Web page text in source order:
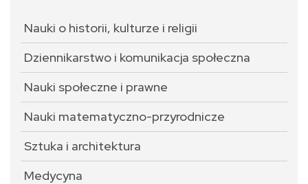
Nauki o historii, kulturze i religii
Dziennikarstwo i komunikacja społeczna
Nauki społeczne i prawne
Nauki matematyczno-przyrodnicze
Sztuka i architektura
Medycyna